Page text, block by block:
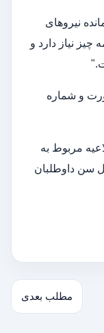
نیروهای
چیز نیاز دارد و
و شماره
مربوط به
سن داوطلبان
مطلب بعدی